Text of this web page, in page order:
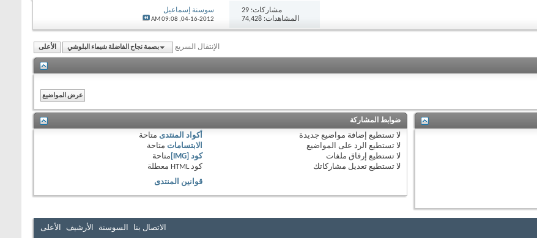
مشاركات:29
المشاهدات: 74,428
سوسنة إسماعيل
04-16-2012,
09:08 AM
الإنتقال السريع بصمة نجاح الفاضلة شيماء البلوشي الأعلى
ضوابط المشاركة
لا تستطيع إضافة مواضيع جديدة
لا تستطيع الرد على المواضيع
لا تستطيع إرفاق ملفات
لا تستطيع تعديل مشاركاتك
أكواد المنتدى متاحة
الابتسامات متاحة
كود [IMG]
متاحة
كود HTML
معطلة
قوانين المنتدى
الاتصال بنا السوسنة الأرشيف الأعلى